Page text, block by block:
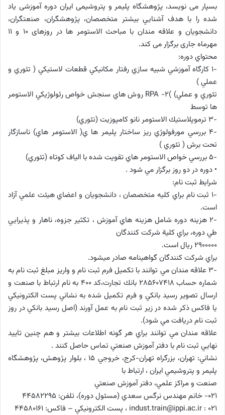
بسپار می نویسد، پژوهشگاه پلیمر و پتروشیمی ایران دوره آموزشی یاد
شده را با هدف آشنايي بيشتر متخصصان، پژوهشگران، صنعتگران،
دانشجويان و علاقه مندان با مباحث الاستومر ها در روزهای 10 و 11
مهرماه جاری برگزار می کند.
محتواي دوره:
-1 كارگاه آموزشي شبيه سازي رفتار مكانيكي قطعات لاستيكي ( تئوري و
عملي )
تئوري و عملي) )RPA -2 روش هاي سنجش خواص رئولوژيكي الاستومر
ها توسط
-3 ترموپلاستيك الاستومر نانو كامپوزيت (تئوري)
-4 بررسي مورفولوژي ريز ساختار پليمر ها ي( الاستومر هاي) ناسازگار
تحت برش ( تئوري )
-5 بررسي خواص الاستومر هاي تقويت شده با الياف كوتاه (تئوري)
• دوره در دو روز برگزار مي شود .
شرايط ثبت نام:
-1 ثبت نام براي كليه متخصصان ، دانشجويان و اعضاي هيئت علمي آزاد
است.
-2 هزينه دوره شامل هزينه هاي آموزش ، تكثير جزوه، ناهار و پذيرايي
طي دوره، براي كلية شركت كنندگان
2900000 ريال است.
براي شركت كنندگان گواهينامه صادر ميشود.
-3 علاقه مندان مي توانند با تكميل فرم ثبت نام و واريز مبلغ ثبت نام به
شماره حساب 285607418 بانك تجارت،كد 400 به نام ارتباط با صنعت و
ارسال تصوير رسيد بانكي و فرم تكميل شده به نشاني پست الكترونيكي
يا فاكس ذكر شده در زير ثبت نام به عمل آورند (اصل رسيد بانكي در روز
ثبت نام دريافت مي شود).
علاقه مندان مي توانند براي هر گونه اطلاعات بيشتر و هم چنين تاييد
نهايي ثبت نام با دفتر آموزش صنعتي تماس حاصل كنند .
نشاني: تهران، بزرگراه تهران-كرج، خروجي 15 ، بلوار پژوهش، پژوهشگاه
پليمر و پتروشيمي ايران ، ارتباط با
صنعت و مراكز علمي، دفتر آموزش صنعتي
021- خانم مهندس نرگس سعدي (مسئول دوره)، تلفن: 44582295
indust.train@ippi.ac.ir : 021 ، پست الكترونيكي – فاكس: 44580161